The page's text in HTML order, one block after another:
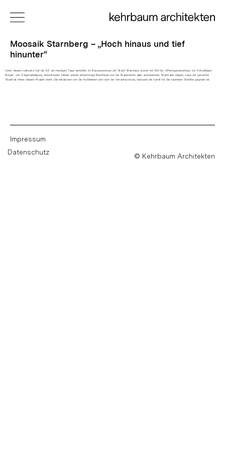
Moosaik Starnberg – „Hoch hinaus und tief
hinunter“
Unter diesem Leitsatz hat die SZ am heutigen Tage berichtet. Im Bauausschuss der Stadt Starnberg wurde mit 13:0 der Offenlagebeschluss zur frühzeitigen
Bürger- und Trägerbeteiligung beschlossen. Dieser wieder einstimmige Beschluss und die Statements aller anwesenden Stadträte zeigen, dass der gesamte
Stadtrat hinter diesem Projekt steht. Die Initiatoren und die Architekten sind sich der Verantwortung bewusst die damit für die nächsten Schritte gegeben ist.
Impressum
Datenschutz
© Kehrbaum Architekten